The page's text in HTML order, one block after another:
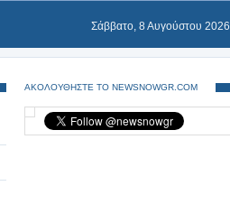
Σάββατο, 8 Αυγούστου 2026
ΑΚΟΛΟΥΘΗΣΤΕ ΤΟ NEWSNOWGR.COM